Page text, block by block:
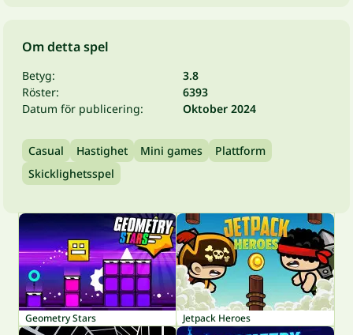
Om detta spel
Betyg:
3.8
Röster:
6393
Datum för publicering:
Oktober 2024
Casual Hastighet Mini games
Plattform
Skicklighetsspel
Geometry Stars Jetpack Heroes